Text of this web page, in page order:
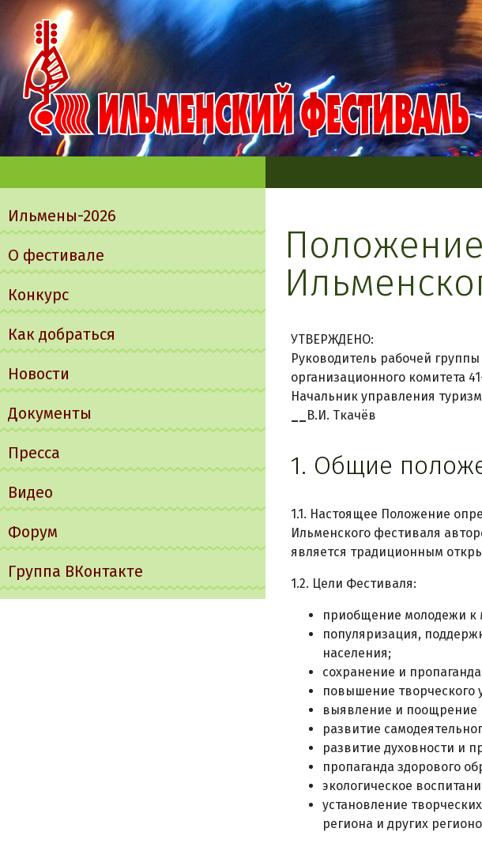
меню
Ильмены-2026
О фестивале
Конкурс
Как добраться
Новости
Документы
Пресса
Видео
Форум
Группа ВКонтакте
УТВЕРЖДЕНО:
Руководитель рабочей группы
организационного комитета
Начальник управления
В.И. Ткачёв
1. Общие
1.1. Настоящее Положение
Ильменского фестиваля
является традиционным
1.2. Цели Фестиваля:
приобщение молодежи к
популяризация,
населения;
сохранение и
повышение творческого
выявление и поощрение
развитие
развитие духовности и
пропаганда здорового
экологическое
установление
региона и других